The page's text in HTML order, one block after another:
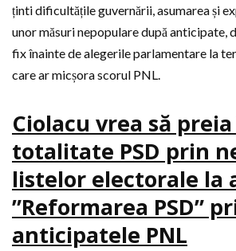
ținti dificultățile guvernării, asumarea și
unor măsuri nepopulare după anticipate,
fix înainte de alegerile parlamentare la
care ar micșora scorul PNL.
Ciolacu vrea să
totalitate PSD prin
listelor electorale la
”Reformarea PSD”
anticipatele PNL